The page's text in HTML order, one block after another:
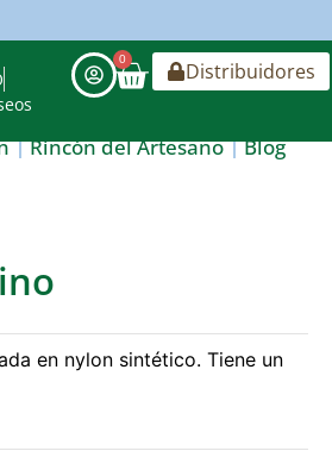
0 Distribuidores
Rincón del Artesano Blog
en nylon sintético. Tiene un